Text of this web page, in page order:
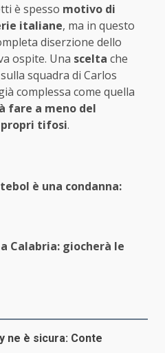
è spesso motivo di
italiane, ma in questo
diserzione dello
ospite. Una scelta che
squadra di Carlos
complessa come quella
fare a meno del
tifosi.
è una condanna:
Calabria: giocherà le
ne è sicura: Conte